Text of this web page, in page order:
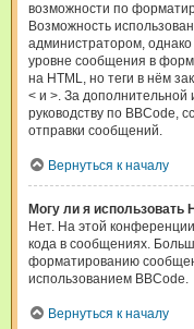
возможности по
Возможность
администратором,
уровне сообщения в
на HTML, но теги в нём
< и >. За
руководству по BBCode,
отправки сообщений.
Вернуться к началу
Могу ли я использовать
Нет. На этой
кода в сообщениях.
форматированию
использованием BBCode.
Вернуться к началу